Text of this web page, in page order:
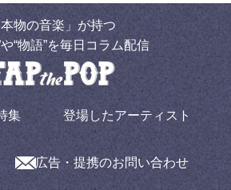
本物の音楽」が持つ
や“物語”を毎日コラム配信
集 登場したアーティスト
広告・提携のお問い合わせ